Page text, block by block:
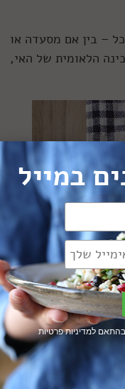
– בין אם מסעדה או
הלאומית של האי,
במייל
בהתאם למדיניות פרטיות